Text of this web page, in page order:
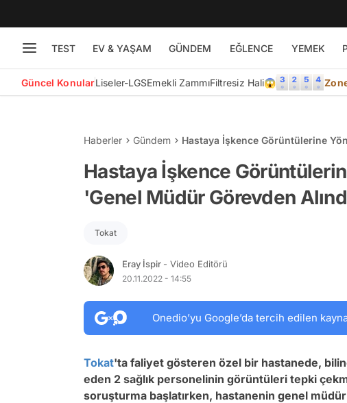
TEST EV & YAŞAM GÜNDEM EĞLENCE YEMEK
Güncel KonularLiseler-LGSEmekli ZammıFiltresiz Hali😱
Haberler Gündem
Hastaya İşkence Görüntülerine
Hastaya İşkence
'Genel Müdür Görevden
Tokat
Eray İspir - Video Editörü
20.11.2022 - 14:55
Onedio’yu Google’da tercih edilen
Tokat'ta faliyet gösteren özel bir hastanede,
eden 2 sağlık personelinin görüntüleri tepki
soruşturma başlatırken, hastanenin genel